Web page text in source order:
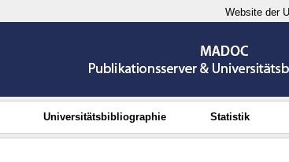
Website der
Universitätsbibliographie Statistik